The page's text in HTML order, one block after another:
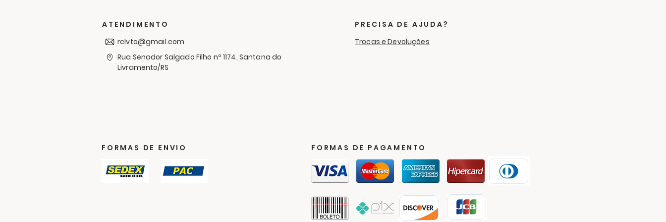
uma Campanha de
Agasalhos
reforça compromisso
com a comunidade
famílias
ATENDIMENTO
rclvto@gmail.com
Rua Senador Salgado Filho nº 1174, Santana do
Livramento/RS
PRECISA DE AJUDA?
Trocas e Devoluções
FORMAS DE ENVIO FORMAS DE PAGAMENTO